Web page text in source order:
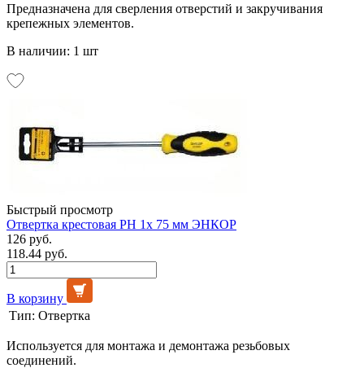
Предназначена для сверления отверстий и закручивания
крепежных элементов.
В наличии: 1 шт
Быстрый просмотр
Отвертка крестовая РН 1x 75 мм ЭНКОР
126 руб.
118.44 руб.
В корзину
Тип: Отвертка
Используется для монтажа и демонтажа резьбовых
соединений.